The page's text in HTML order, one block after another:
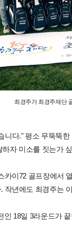
최경주가 최경주재단
니다." 평소 무뚝뚝
자 미소를 짓는가
카이72 골프장에서
작년에도 최경주는
인 18일 3라운드가